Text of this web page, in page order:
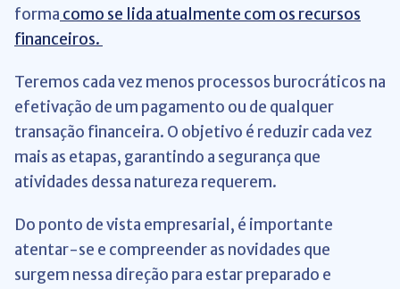
forma como se lida atualmente com os recursos
financeiros.
Teremos cada vez menos processos burocráticos na
efetivação de um pagamento ou de qualquer
transação financeira. O objetivo é reduzir cada vez
mais as etapas, garantindo a segurança que
atividades dessa natureza requerem.
Do ponto de vista empresarial, é importante
atentar-se e compreender as novidades que
surgem nessa direção para estar preparado e